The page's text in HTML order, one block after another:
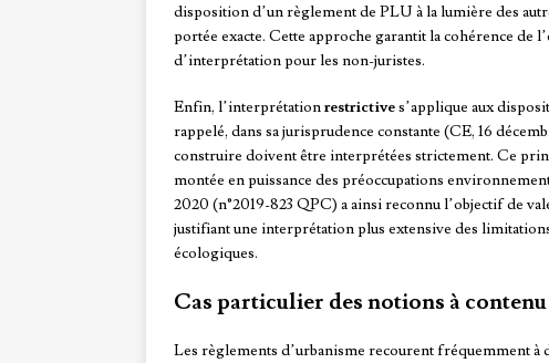
disposition d’un règlement de PLU à la lumière des
portée exacte. Cette approche garantit la cohérence de
d’interprétation pour les non-juristes.
Enfin, l’interprétationrestrictives’applique aux
rappelé, dans sa jurisprudence constante (CE, 16
construire doivent être interprétées strictement. Ce
montée en puissance des préoccupations
2020 (n°2019-823 QPC) a ainsi reconnu l’objectif de
justifiant une interprétation plus extensive des
écologiques.
Cas particulier des notions à
Les règlements d’urbanisme recourent fréquemment à